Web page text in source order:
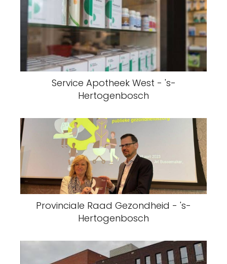
Service Apotheek West - 's-
Hertogenbosch
Provinciale Raad Gezondheid - 's-
Hertogenbosch